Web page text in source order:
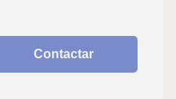
Contactar